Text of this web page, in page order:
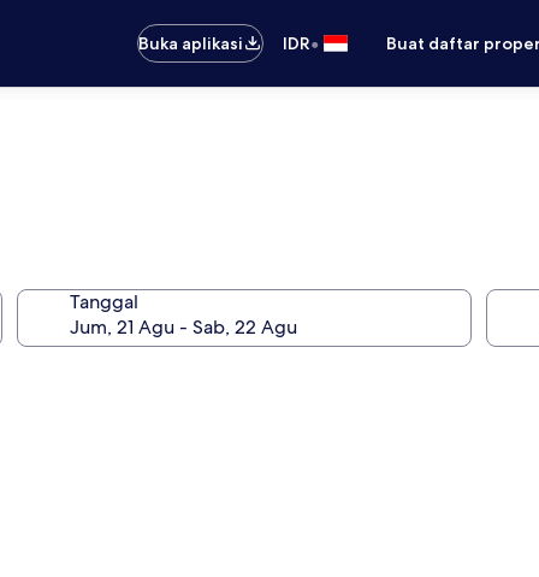
Buka aplikasi
IDR• Buat daftar
Tanggal